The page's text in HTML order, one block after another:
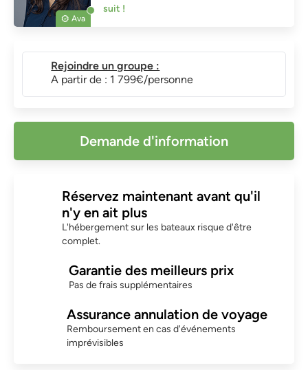
Ava
suit !
Rejoindre un groupe :
A partir de : 1 799€/personne
Demande d'information
Réservez maintenant avant qu'il
n'y en ait plus
L'hébergement sur les bateaux risque d'être
complet.
Garantie des meilleurs prix
Pas de frais supplémentaires
Assurance annulation de voyage
Remboursement en cas d'événements
imprévisibles